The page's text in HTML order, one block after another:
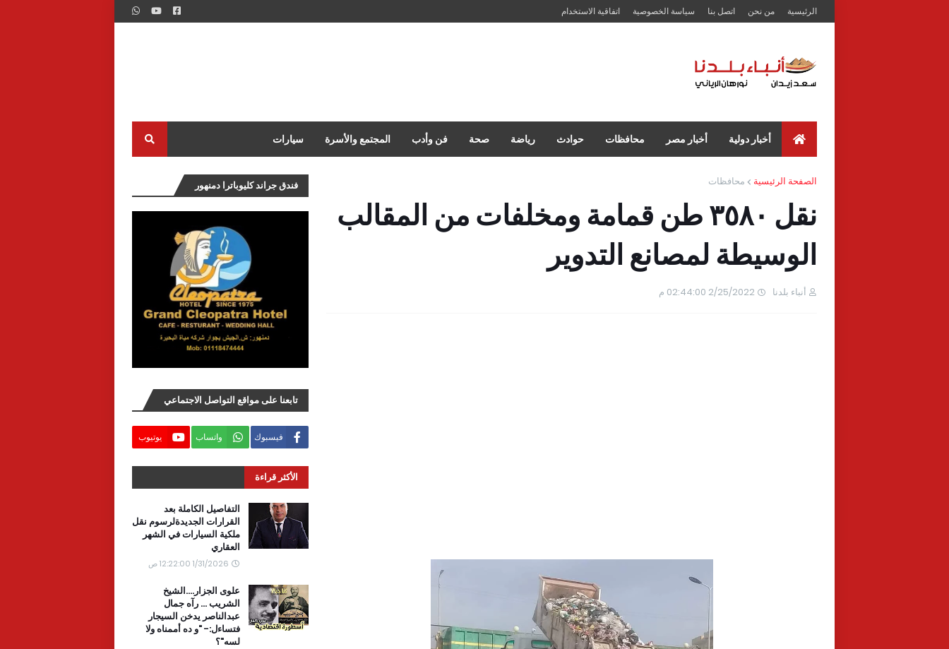
الرئيسية من نحن اتصل بنا سياسة الخصوصية اتفاقية الاستخدام
أخبار دولية أخبار مصر محافظات حوادث رياضة صحة فن وأدب المجتمع والأسرة سيارات
الصفحة الرئيسية محافظات
نقل ٣٥٨٠ طن قمامة ومخلفات من المقالب
الوسيطة لمصانع التدوير
أنباء بلدنا 2/25/2022 02:44:00 م
فندق جراند كليوباترا دمنهور
تابعنا على مواقع التواصل الاجتماعي
فيسبوك واتساب يوتيوب
الأكثر قراءة
التفاصيل الكاملة بعد
القرارات الجديدةلرسوم نقل
ملكية السيارات في الشهر
العقاري
1/31/2026 12:22:00 ص
علوى الجزار....الشيخ
الشريب ... رآه جمال
عبدالناصر يدخن السيجار
فتساءل:- "و ده أممناه ولا
لسه"؟